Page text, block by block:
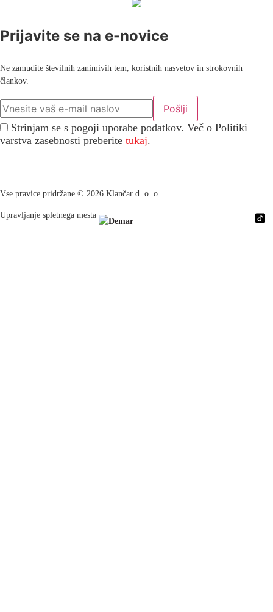
Prijavite se na e-novice
Ne zamudite številnih zanimivih tem, koristnih nasvetov in strokovnih
člankov.
Strinjam se s pogoji uporabe podatkov. Več o Politiki
varstva zasebnosti preberite tukaj.
Vse pravice pridržane © 2026 Klančar d. o. o.
Upravljanje spletnega mesta